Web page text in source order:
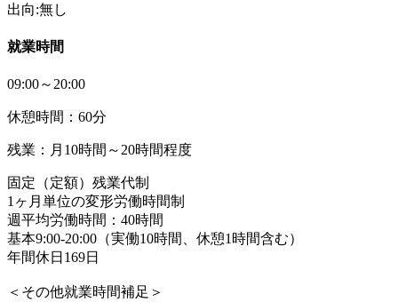
出向:無し
就業時間
09:00～20:00
休憩時間：60分
残業：月10時間～20時間程度
固定（定額）残業代制
1ヶ月単位の変形労働時間制
週平均労働時間：40時間
基本9:00-20:00（実働10時間、休憩1時間含む）
年間休日169日
＜その他就業時間補足＞